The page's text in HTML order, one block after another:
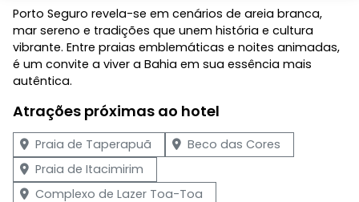
Porto Seguro revela-se em cenários de areia branca,
mar sereno e tradições que unem história e cultura
vibrante. Entre praias emblemáticas e noites animadas,
é um convite a viver a Bahia em sua essência mais
autêntica.
Atrações próximas ao hotel
Praia de Taperapuã
Beco das Cores
Praia de Itacimirim
Complexo de Lazer Toa-Toa